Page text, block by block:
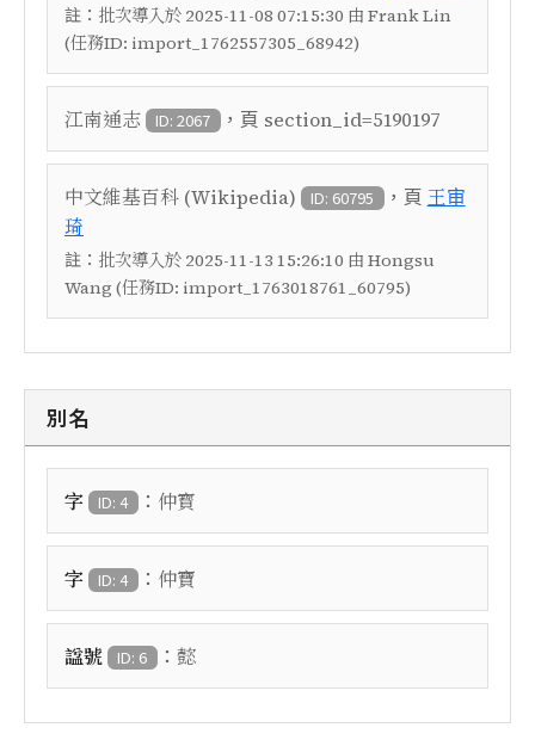
註： 批次導入於 2025-11-08 07:15:30 由 Frank Lin
(任務ID: import_1762557305_68942)
江南通志 ID: 2067 ，頁 section_id=5190197
中文維基百科 (Wikipedia) ID: 60795 ，頁 王审
琦
註： 批次導入於 2025-11-13 15:26:10 由 Hongsu
Wang (任務ID: import_1763018761_60795)
別名
字 ID: 4 ： 仲寳
字 ID: 4 ： 仲寶
諡號 ID: 6 ： 懿